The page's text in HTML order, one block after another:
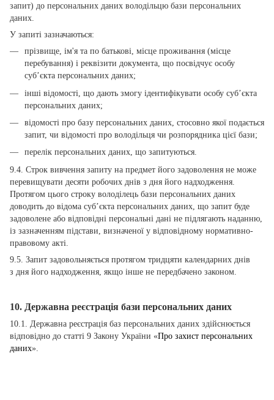
запит) до персональних даних володільцю бази персональних
даних.
У запиті зазначаються:
прізвище, ім'я та по батькові, місце проживання (місце
перебування) і реквізити документа, що посвідчує особу
суб’єкта персональних даних;
інші відомості, що дають змогу ідентифікувати особу суб’єкта
персональних даних;
відомості про базу персональних даних, стосовно якої подається
запит, чи відомості про володільця чи розпорядника цієї бази;
перелік персональних даних, що запитуються.
9.4. Строк вивчення запиту на предмет його задоволення не може
перевищувати десяти робочих днів з дня його надходження.
Протягом цього строку володілець бази персональних даних
доводить до відома суб’єкта персональних даних, що запит буде
задоволене або відповідні персональні дані не підлягають наданню,
із зазначенням підстави, визначеної у відповідному нормативно-
правовому акті.
9.5. Запит задовольняється протягом тридцяти календарних днів
з дня його надходження, якщо інше не передбачено законом.
10. Державна реєстрація бази персональних даних
10.1. Державна реєстрація баз персональних даних здійснюється
відповідно до статті 9 Закону України «Про захист персональних
даних».